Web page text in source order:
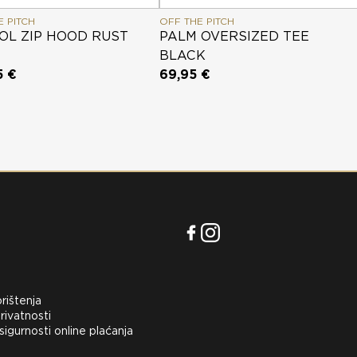
PITCH
ZIP HOOD RUST
€
OFF THE PITCH
PALM OVERSIZED TEE
BLACK
69,95 €
online plaćanja